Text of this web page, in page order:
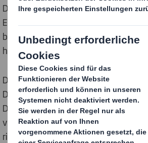
Die Anforderungen hinsichtlich
Einhaltung vorgeschriebener
besitzen für pharmazeutische und
höchste Bedeutung.
Die Branche erlebt gegenwärtig
Direktverkauf an Konsumenten.
Distributionszyklen und ein
verbunden, das sich direkt an den
richten muss.